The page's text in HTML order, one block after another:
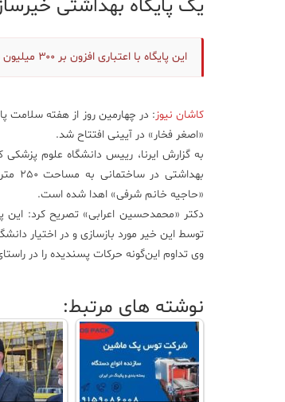
یک پایگاه بهداشتی
این پایگاه با اعتباری افزون بر ۳۰۰ میلیون ریال توسط این خیر مورد بازسازی و در اختیار دانشگاه علوم پزشکی کاشان قرار گرفت.
کاشان نیوز : در چهارمین روز از هفته سلامت
«اصغر فخار» در آیینی افتتاح شد.
به گزارش ایرنا، رییس دانشگاه علوم پزشکی
«حاجیه خانم شرفی» اهدا شده است.
توسط این خیر مورد بازسازی و در اختیار
وی تداوم این‌گونه حرکات پسندیده را در
نوشته های مرتبط: